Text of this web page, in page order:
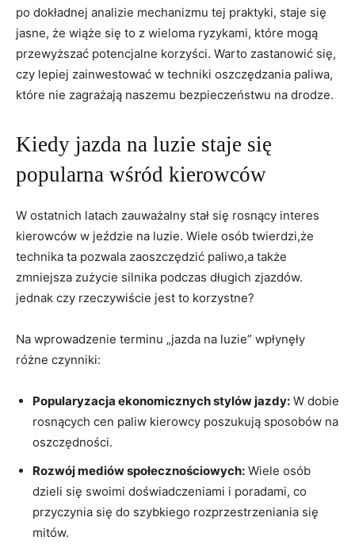
po dokładnej analizie mechanizmu tej praktyki, staje się
jasne, że wiąże się to z wieloma ryzykami, które mogą
przewyższać potencjalne korzyści. Warto zastanowić się,
czy lepiej zainwestować w techniki oszczędzania paliwa,
które nie zagrażają naszemu bezpieczeństwu na drodze.
Kiedy jazda na luzie staje się
popularna wśród kierowców
W ostatnich latach zauważalny stał się rosnący interes
kierowców w jeździe na luzie. Wiele osób twierdzi,że
technika ta pozwala zaoszczędzić paliwo,a także
zmniejsza zużycie silnika podczas długich zjazdów.
jednak czy rzeczywiście jest to korzystne?
Na wprowadzenie terminu „jazda na luzie” wpłynęły
różne czynniki:
Popularyzacja ekonomicznych stylów jazdy: W dobie
rosnących cen paliw kierowcy poszukują sposobów na
oszczędności.
Rozwój mediów społecznościowych: Wiele osób
dzieli się swoimi doświadczeniami i poradami, co
przyczynia się do szybkiego rozprzestrzeniania się
mitów.